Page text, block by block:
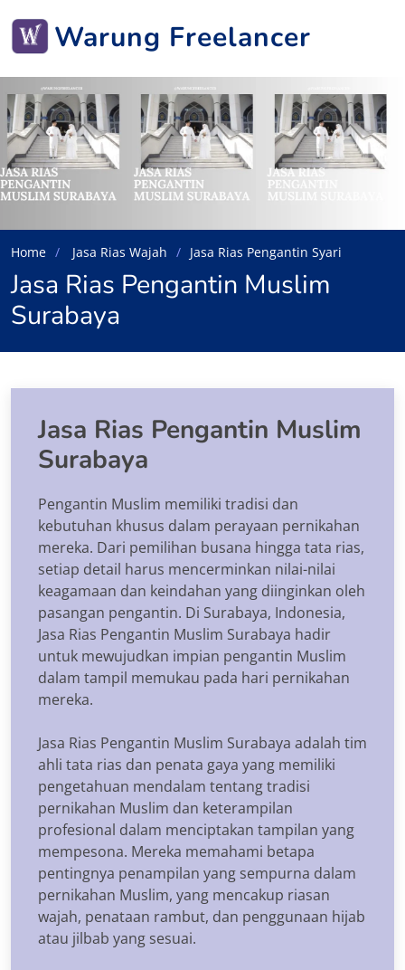
Warung Freelancer
Home Jasa Rias Wajah Jasa Rias Pengantin Syari
Jasa Rias Pengantin Muslim
Surabaya
Jasa Rias Pengantin Muslim
Surabaya
Pengantin Muslim memiliki tradisi dan
kebutuhan khusus dalam perayaan pernikahan
mereka. Dari pemilihan busana hingga tata rias,
setiap detail harus mencerminkan nilai-nilai
keagamaan dan keindahan yang diinginkan oleh
pasangan pengantin. Di Surabaya, Indonesia,
Jasa Rias Pengantin Muslim Surabaya hadir
untuk mewujudkan impian pengantin Muslim
dalam tampil memukau pada hari pernikahan
mereka.
Jasa Rias Pengantin Muslim Surabaya adalah tim
ahli tata rias dan penata gaya yang memiliki
pengetahuan mendalam tentang tradisi
pernikahan Muslim dan keterampilan
profesional dalam menciptakan tampilan yang
mempesona. Mereka memahami betapa
pentingnya penampilan yang sempurna dalam
pernikahan Muslim, yang mencakup riasan
wajah, penataan rambut, dan penggunaan hijab
atau jilbab yang sesuai.